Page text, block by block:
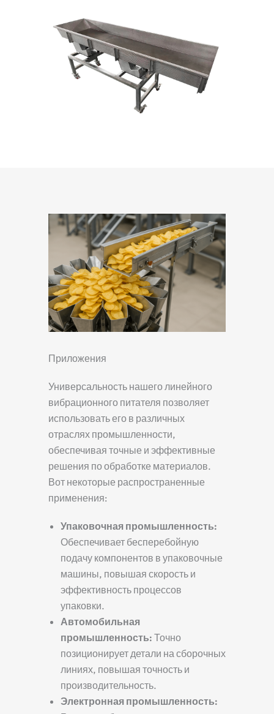
Приложения
Универсальность нашего линейного
вибрационного питателя позволяет
использовать его в различных
отраслях промышленности,
обеспечивая точные и эффективные
решения по обработке материалов.
Вот некоторые распространенные
применения:
Упаковочная промышленность:
Обеспечивает бесперебойную
подачу компонентов в упаковочные
машины, повышая скорость и
эффективность процессов
упаковки.
Автомобильная
промышленность: Точно
позиционирует детали на сборочных
линиях, повышая точность и
производительность.
Электронная промышленность: